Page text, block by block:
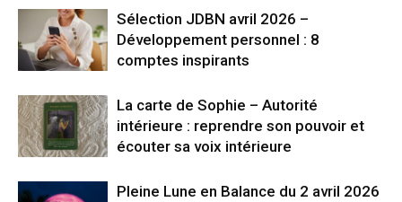
Sélection JDBN avril 2026 –
Développement personnel : 8
comptes inspirants
La carte de Sophie – Autorité
intérieure : reprendre son pouvoir et
écouter sa voix intérieure
Pleine Lune en Balance du 2 avril 2026